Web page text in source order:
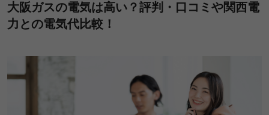
大阪ガスの電気は高い？評判・口コミや関西電
力との電気代比較！